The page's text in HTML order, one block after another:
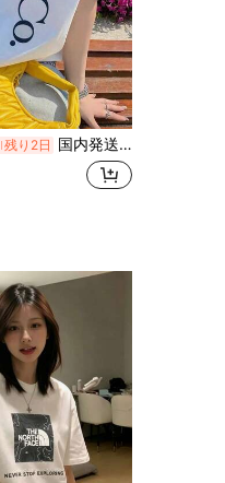
残り2日 国内発送 2026年夏新作 200g純綿 レディース半袖Tシャツ 【プリント柄】 オーバーサイズ 丸首 カップル着用可 韓国風Y2K カジュアルトップス